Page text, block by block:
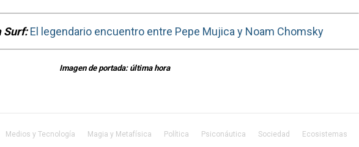
Surf: El legendario encuentro entre Pepe Mujica y Noam Chomsky
Imagen de portada: última hora
Medios y Tecnología Magia y Metafísica Política Psiconáutica Sociedad Ecosistemas